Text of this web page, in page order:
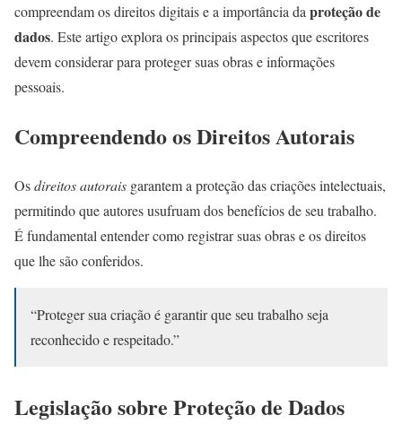
compreendam os direitos digitais e a importância daproteção de
dados. Este artigo explora os principais aspectos que escritores
devem considerar para proteger suas obras e informações
pessoais.
Compreendendo os Direitos Autorais
Osdireitos autorais garantem a proteção das criações intelectuais,
permitindo que autores usufruam dos benefícios de seu trabalho.
É fundamental entender como registrar suas obras e os direitos
que lhe são conferidos.
“Proteger sua criação é garantir que seu trabalho seja
reconhecido e respeitado.”
Legislação sobre Proteção de Dados